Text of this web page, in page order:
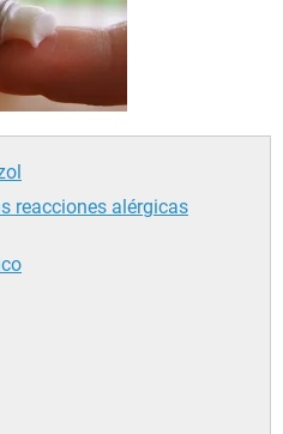
reacciones alérgicas